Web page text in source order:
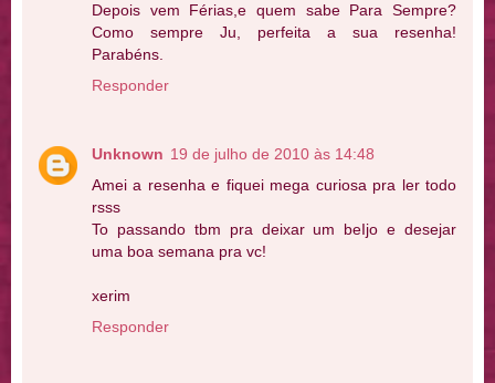
Depois vem Férias,e quem sabe Para Sempre?
Como sempre Ju, perfeita a sua resenha!
Parabéns.
Responder
Unknown 19 de julho de 2010 às 14:48
Amei a resenha e fiquei mega curiosa pra ler todo
rsss
To passando tbm pra deixar um beIjo e desejar
uma boa semana pra vc!
xerim
Responder